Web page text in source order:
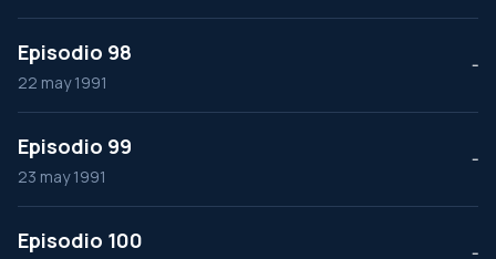
Episodio 98
22 may 1991
--
Episodio 99
23 may 1991
--
Episodio 100 --